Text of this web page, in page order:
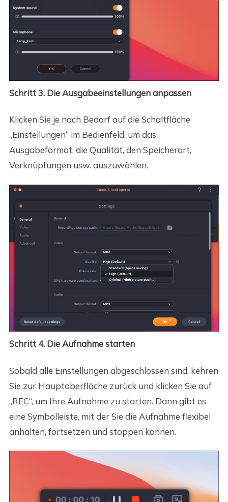
Schritt 3. Die Ausgabeeinstellungen anpassen
Klicken Sie je nach Bedarf auf die Schaltfläche
„Einstellungen“ im Bedienfeld, um das
Ausgabeformat, die Qualität, den Speicherort,
Verknüpfungen usw. auszuwählen.
Schritt 4. Die Aufnahme starten
Sobald alle Einstellungen abgeschlossen sind, kehren
Sie zur Hauptoberfläche zurück und klicken Sie auf
„REC“, um Ihre Aufnahme zu starten. Dann gibt es
eine Symbolleiste, mit der Sie die Aufnahme flexibel
anhalten, fortsetzen und stoppen können.